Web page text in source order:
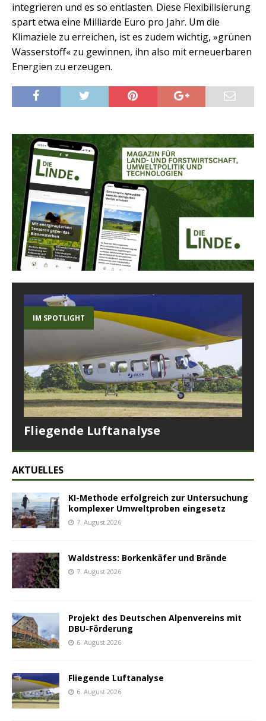
integrieren und es so entlasten. Diese Flexibilisierung
spart etwa eine Milliarde Euro pro Jahr. Um die
Klimaziele zu erreichen, ist es zudem wichtig, »grünen
Wasserstoff« zu gewinnen, ihn also mit erneuerbaren
Energien zu erzeugen.
IM SPOTLIGHT
Fliegende Luftanalyse
AKTUELLES
KI-Methode erfolgreich zur Untersuchung
komplexer Umweltproben eingesetz
7. August 2026
Waldstress: Borkenkäfer und Brände
7. August 2026
Projekt des Deutschen Alpenvereins mit
DBU-Förderung
6. August 2026
Fliegende Luftanalyse
6. August 2026